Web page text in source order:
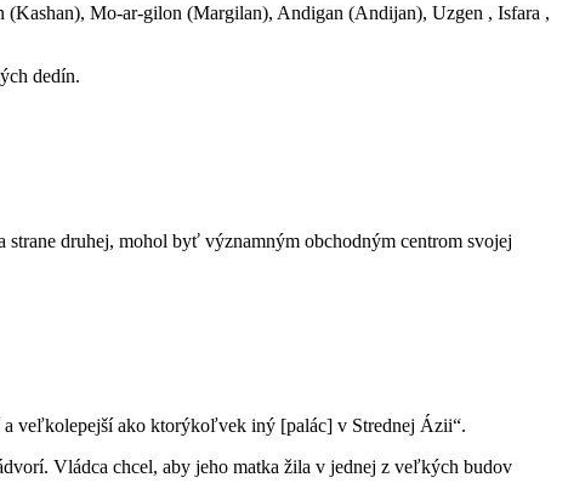
Mo-ar-gilon (Margilan), Andigan (Andijan), Uzgen , Isfara ,
dedín.
druhej, mohol byť významným obchodným centrom svojej
a veľkolepejší ako ktorýkoľvek iný [palác] v Strednej Ázii“.
Vládca chcel, aby jeho matka žila v jednej z veľkých budov